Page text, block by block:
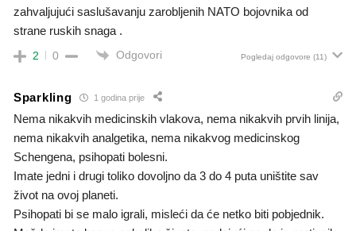
zahvaljujući saslušavanju zarobljenih NATO bojovnika od
strane ruskih snaga .
2 0 Odgovori Pogledaj odgovore (11)
Sparkling 1 godina prije
Nema nikakvih medicinskih vlakova, nema nikakvih prvih linija,
nema nikakvih analgetika, nema nikakvog medicinskog
Schengena, psihopati bolesni.
Imate jedni i drugi toliko dovoljno da 3 do 4 puta uništite sav
život na ovoj planeti.
Psihopati bi se malo igrali, misleći da će netko biti pobjednik.